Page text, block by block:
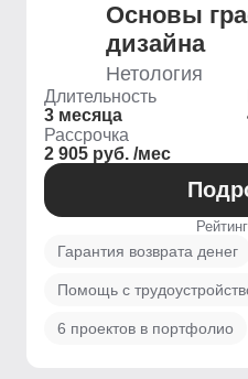
Основы
дизайна
Нетология
Длительность
3 месяца
Рассрочка
2 905 руб. /мес
Рейтинг
Гарантия возврата денег
Помощь с
6 проектов в портфолио